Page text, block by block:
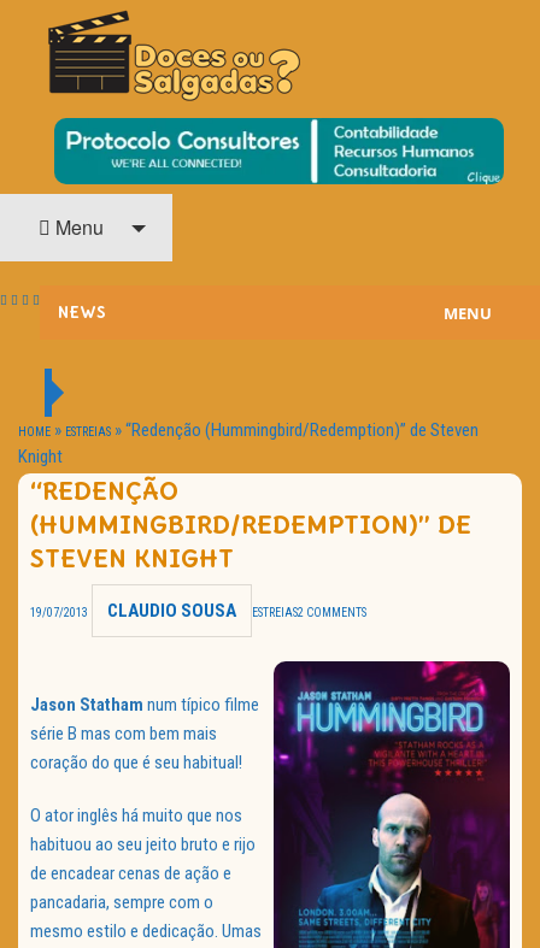
DOCES OU SALGADAS?
O Cinema? Uma Paixão!!
Menu
NEWS
PASSATEMPOS
HOME CINEMA
NOTA PESSOAL
MENU
HOME » ESTREIAS »“Redenção (Hummingbird/Redemption)” de Steven
Knight
“REDENÇÃO
(HUMMINGBIRD/REDEMPTION)” DE
STEVEN KNIGHT
19/07/2013 CLAUDIO SOUSA ESTREIAS2 COMMENTS
Jason Statham num típico filme
série B mas com bem mais
coração do que é seu habitual!
O ator inglês há muito que nos
habituou ao seu jeito bruto e rijo
de encadear cenas de ação e
pancadaria, sempre com o
mesmo estilo e dedicação. Umas